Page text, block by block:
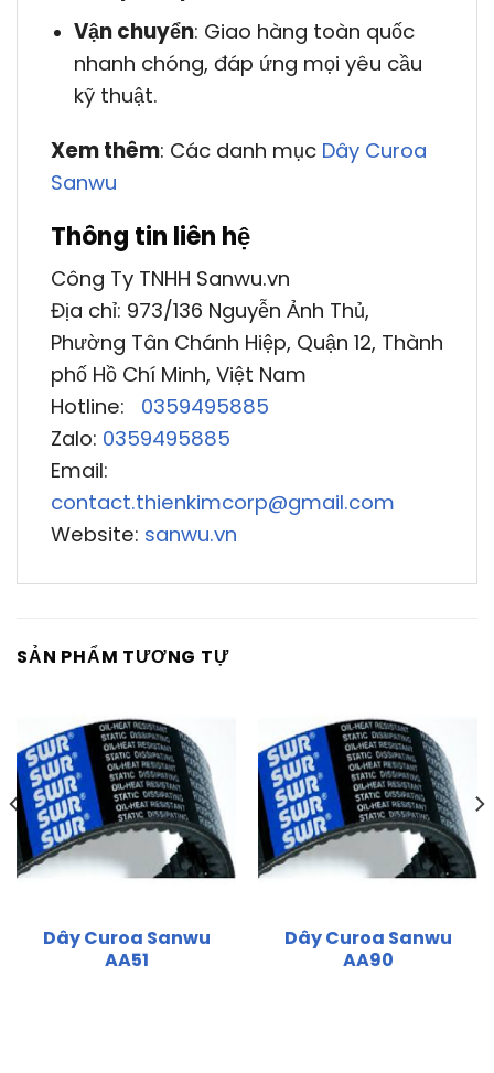
Vận chuyển: Giao hàng toàn quốc
nhanh chóng, đáp ứng mọi yêu cầu
kỹ thuật.
Xem thêm: Các danh mục Dây Curoa
Sanwu
Thông tin liên hệ
Công Ty TNHH Sanwu.vn
Địa chỉ: 973/136 Nguyễn Ảnh Thủ,
Phường Tân Chánh Hiệp, Quận 12, Thành
phố Hồ Chí Minh, Việt Nam
Hotline: 0359495885
Zalo: 0359495885
Email:
contact.thienkimcorp@gmail.com
Website: sanwu.vn
SẢN PHẨM TƯƠNG TỰ
Dây Curoa Sanwu
AA51
Dây Curoa Sanwu
AA90